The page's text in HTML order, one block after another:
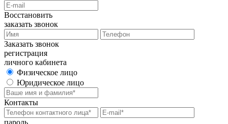
Восстановить
заказать звонок
Заказать звонок
регистрация
личного кабинета
Физическое лицо
Юридическое лицо
Контакты
пароль